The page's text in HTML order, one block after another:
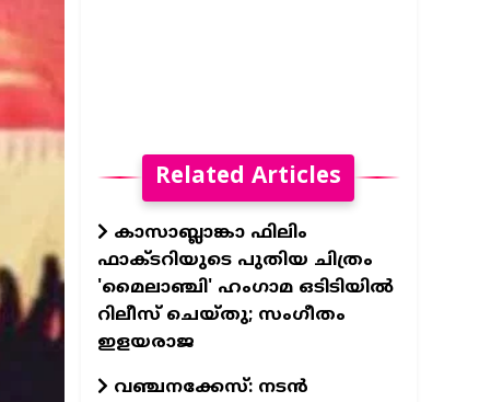
Related Articles
കാസാബ്ലാങ്കാ ഫിലിം
ഫാക്ടറിയുടെ പുതിയ ചിത്രം
'മൈലാഞ്ചി' ഹംഗാമ ഒടിടിയില്‍
റിലീസ് ചെയ്തു; സംഗീതം
ഇളയരാജ
വഞ്ചനക്കേസ്: നടന്‍